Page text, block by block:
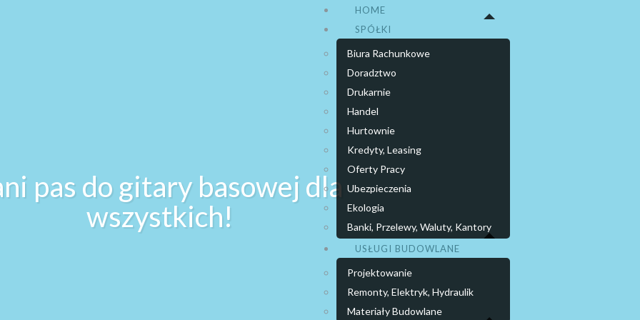
HOME
SPÓŁKI
Biura Rachunkowe
Doradztwo
Drukarnie
Handel
Hurtownie
Kredyty, Leasing
Oferty Pracy
Ubezpieczenia
Ekologia
Banki, Przelewy, Waluty, Kantory
USŁUGI BUDOWLANE
Projektowanie
Remonty, Elektryk, Hydraulik
Materiały Budowlane
pas do gitary basowej dla
wszystkich!